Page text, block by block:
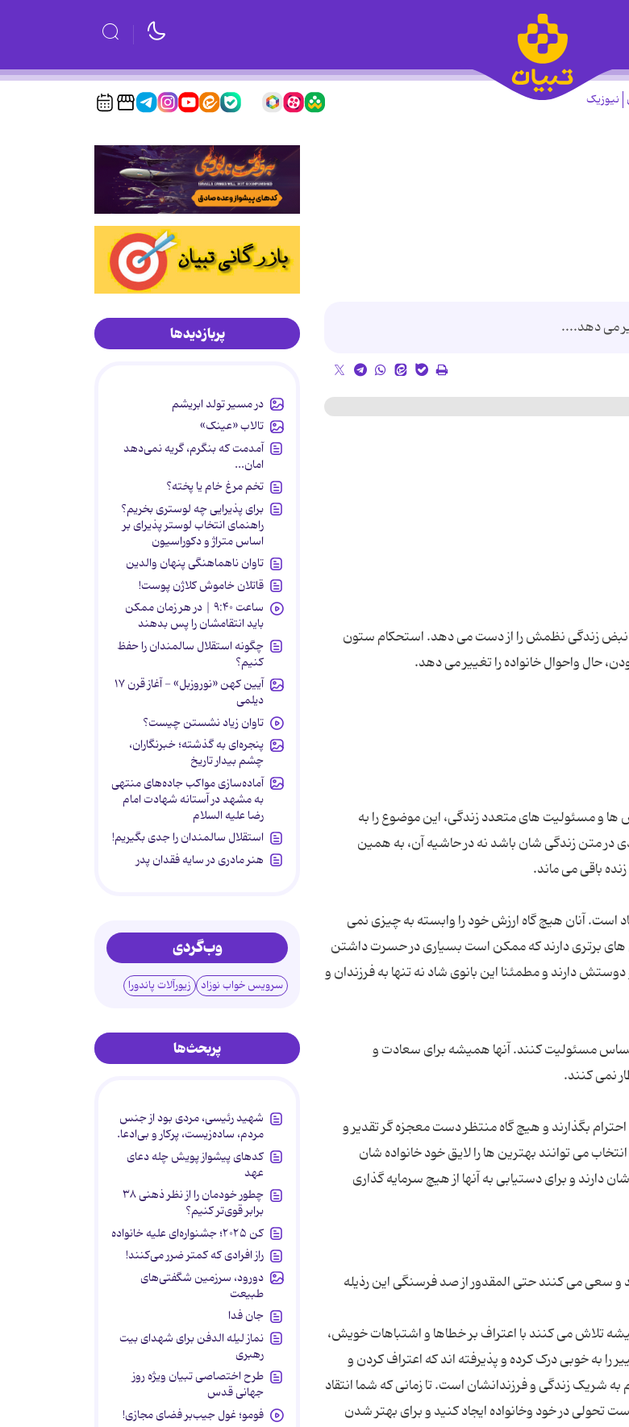
نیوزیک
می دهد....
نبض زندگی نظمش را از دست می دهد. استحکام ستون
ها و مسئولیت های متعدد زندگی، این موضوع را به
در متن زندگی شان باشد نه در حاشیه آن، به همین
آنان هیچ گاه ارزش خود را وابسته به چیزی نمی
های برتری دارند که ممکن است بسیاری در حسرت داشتن
دارند و مطمئنا این بانوی شاد نه تنها به فرزندان و
احساس مسئولیت کنند. آنها همیشه برای سعادت و
بگذارند و هیچ گاه منتظر دست معجزه گر تقدیر و
می توانند بهترین ها را لایق خود خانواده شان
و برای دستیابی به آنها از هیچ سرمایه گذاری
و سعی می کنند حتی المقدور از صد فرسنگی این رذیله
تلاش می کنند با اعتراف بر خطاها و اشتباهات خویش،
را به خوبی درک کرده و پذیرفته اند که اعتراف کردن و
شریک زندگی و فرزندانشان است. تا زمانی که شما انتقاد
تحولی در خود وخانواده ایجاد کنید و برای بهتر شدن
پربازدیدها
در مسیر تولد ابریشم
تالاب «عینک»
آمدمت که بنگرم، گریه نمی‌دهد
امان...
تخم مرغ خام یا پخته؟
برای پذیرایی چه لوستری بخریم؟
راهنمای انتخاب لوستر پذیرای بر
اساس متراژ و دکوراسیون
تاوان ناهماهنگی پنهان والدین
قاتلان خاموش کلاژن پوست!
ساعت ۹:۴۰ | در هر زمان ممکن
باید انتقامشان را پس بدهند
چگونه استقلال سالمندان را حفظ
کنیم؟
آیین کهن «نوروزبل» - آغاز قرن ۱۷
دیلمی
تاوان زیاد نشستن چیست؟
پنجره‌ای به گذشته؛ خبرنگاران،
چشم بیدار تاریخ
آماده‌سازی مواکب جاده‌های منتهی
به مشهد در آستانه شهادت امام
رضا علیه السلام
استقلال سالمندان را جدی بگیریم!
هنر مادری در سایه‌ فقدان پدر
وب‌گردی
سرویس خواب نوزاد زیورآلات پاندورا
پربحث‌ها
شهید رئیسی، مردی بود از جنس
مردم، ساده‌زیست، پرکار و بی‌ادعا.
کدهای پیشواز پویش چله دعای
عهد
چطور خودمان را از نظر ذهنی ۳۸
برابر قوی‌تر کنیم؟
کن ۲۰۲۵؛ جشنواره‌ای علیه خانواده
راز افرادی که کمتر ضرر می‌کنند!
دورود، سرزمین شگفتی‌های
طبیعت
جان فدا
نماز لیله الدفن برای شهدای بیت
رهبری
طرح اختصاصی تبیان ویژه روز
جهانی قدس
فومو؛ غول جیب‌بر فضای مجازی!